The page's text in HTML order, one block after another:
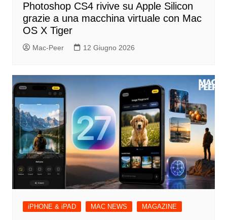
Photoshop CS4 rivive su Apple Silicon
grazie a una macchina virtuale con Mac
OS X Tiger
Mac-Peer 12 Giugno 2026
iPHONE & iPAD MAC NEWS MAGAZINE